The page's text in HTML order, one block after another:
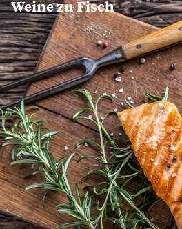
Weine zu Fisch